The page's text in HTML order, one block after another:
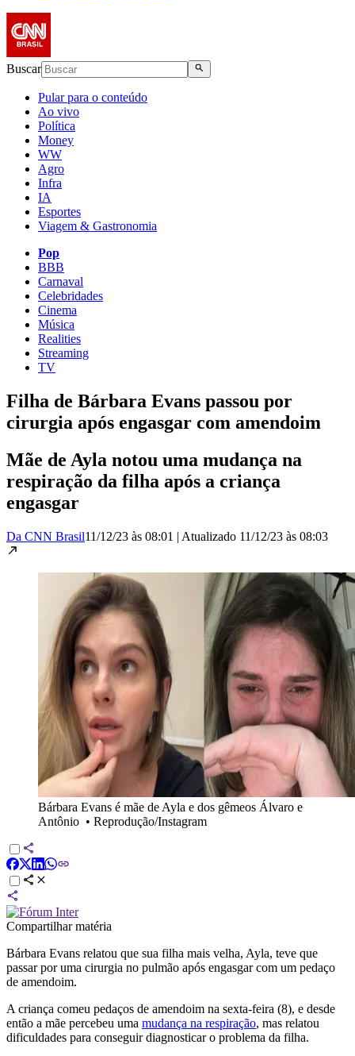
Buscar
Pular para o conteúdo
Ao vivo
Política
Money
WW
Agro
Infra
IA
Esportes
Viagem & Gastronomia
Pop
BBB
Carnaval
Celebridades
Cinema
Música
Realities
Streaming
TV
Filha de Bárbara Evans passou por
cirurgia após engasgar com amendoim
Mãe de Ayla notou uma mudança na
respiração da filha após a criança
engasgar
Da CNN Brasil11/12/23 às 08:01 | Atualizado 11/12/23 às 08:03
Bárbara Evans é mãe de Ayla e dos gêmeos Álvaro e
Antônio • Reprodução/Instagram
Compartilhar matéria
Bárbara Evans relatou que sua filha mais velha, Ayla, teve que
passar por uma cirurgia no pulmão após engasgar com um pedaço
de amendoim.
A criança comeu pedaços de amendoim na sexta-feira (8), e desde
então a mãe percebeu uma mudança na respiração, mas relatou
dificuldades para conseguir diagnosticar o problema da filha.